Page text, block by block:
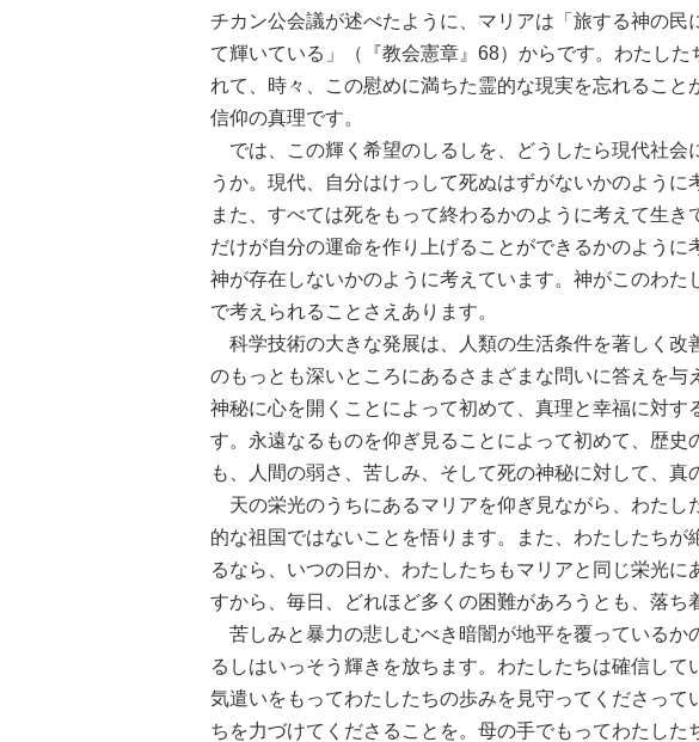
チカン公会議が述べたように、マリアは「旅する神の民
て輝いている」（『教会憲章』68）からです。わたし
れて、時々、この慰めに満ちた霊的な現実を忘れるこ
信仰の真理です。
では、この輝く希望のしるしを、どうしたら現代社会
うか。現代、自分はけっして死ぬはずがないかのように
また、すべては死をもって終わるかのように考えて生
だけが自分の運命を作り上げることができるかのよう
神が存在しないかのように考えています。神がこのわた
で考えられることさえあります。
科学技術の大きな発展は、人類の生活条件を著しく改
のもっとも深いところにあるさまざまな問いに答えを
神秘に心を開くことによって初めて、真理と幸福に対す
す。永遠なるものを仰ぎ見ることによって初めて、歴史
も、人間の弱さ、苦しみ、そして死の神秘に対して、真
天の栄光のうちにあるマリアを仰ぎ見ながら、わたし
的な祖国ではないことを悟ります。また、わたしたちが
るなら、いつの日か、わたしたちもマリアと同じ栄光
すから、毎日、どれほど多くの困難があろうとも、落ち
苦しみと暴力の悲しむべき暗闇が地平を覆っているか
るしはいっそう輝きを放ちます。わたしたちは確信し
気遣いをもってわたしたちの歩みを見守ってくださって
ちを力づけてくださることを。母の手でもってわたした